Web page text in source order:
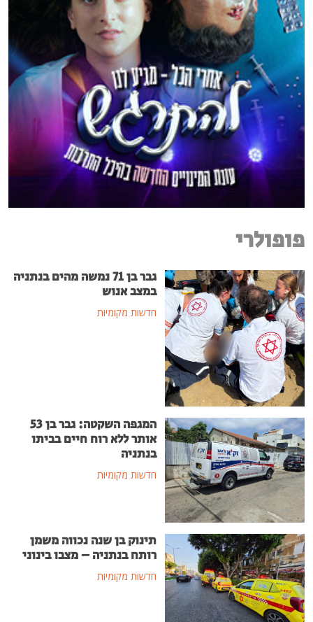
פופולרי
גבר בן 71 נמשה מהים בנתניה
במצב אנוש
חדשות מקומיות
המגפה השקטה: גבר בן 53
אותר ללא רוח חיים בביתו
בנתניה
חדשות מקומיות
תינוק בן שנה נכווה משמן
רותח בנתניה – מצבו בינוני
חדשות מקומיות